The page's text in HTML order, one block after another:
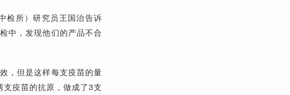
检所）研究员王国治告诉
中，发现他们的产品不合
，但是这样每支疫苗的量
疫苗的抗原，做成了3支